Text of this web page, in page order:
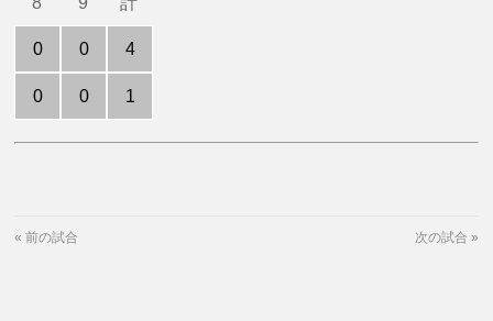
0
0
0
0
4
1
«前の試合 次の試合 »